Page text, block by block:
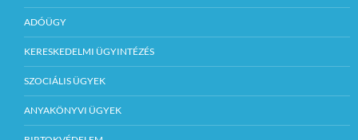
ADÓÜGY
KERESKEDELMI ÜGYINTÉZÉS
SZOCIÁLIS ÜGYEK
ANYAKÖNYVI ÜGYEK